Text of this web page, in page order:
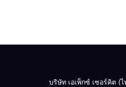
บริษัท เอเพ็กซ์ เซอร์คิต (